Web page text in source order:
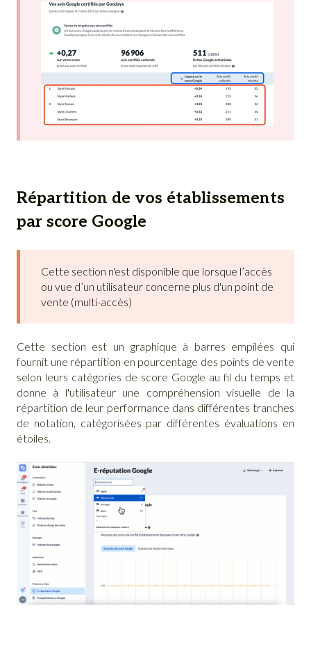
Répartition de vos établissements
par score Google
Cette section n'est disponible que lorsque l’accès
ou vue d’un utilisateur concerne plus d'un point de
vente (multi-accès)
Cette section est un graphique à barres empilées qui
fournit une répartition en pourcentage des points de vente
selon leurs catégories de score Google au fil du temps et
donne à l'utilisateur une compréhension visuelle de la
répartition de leur performance dans différentes tranches
de notation, catégorisées par différentes évaluations en
étoiles.